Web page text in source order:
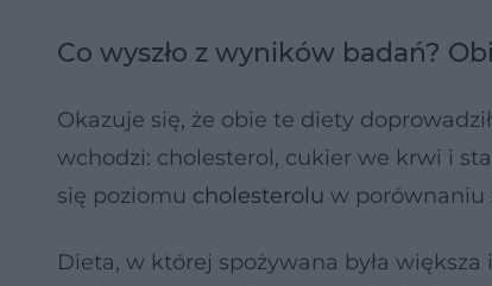
Co wyszło z wyników badań?
Okazuje się, że obie te diety
wchodzi: cholesterol, cukier we krwi i
się poziomu cholesterolu w porównaniu
Dieta, w której spożywana była